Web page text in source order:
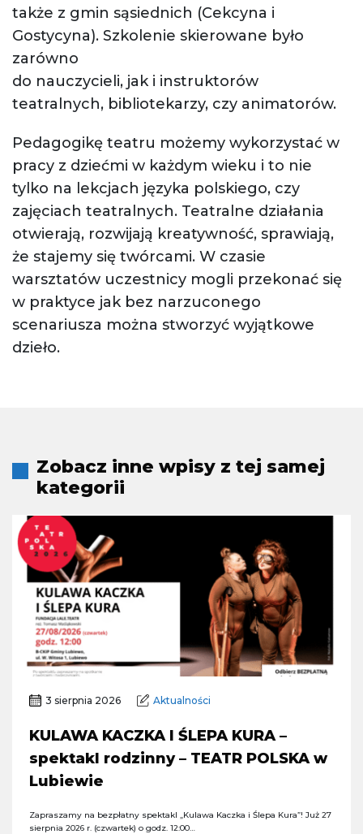
także z gmin sąsiednich (Cekcyna i
Gostycyna). Szkolenie skierowane było
zarówno
do nauczycieli, jak i instruktorów
teatralnych, bibliotekarzy, czy animatorów.
Pedagogikę teatru możemy wykorzystać w
pracy z dziećmi w każdym wieku i to nie
tylko na lekcjach języka polskiego, czy
zajęciach teatralnych. Teatralne działania
otwierają, rozwijają kreatywność, sprawiają,
że stajemy się twórcami. W czasie
warsztatów uczestnicy mogli przekonać się
w praktyce jak bez narzuconego
scenariusza można stworzyć wyjątkowe
dzieło.
Zobacz inne wpisy z tej samej
kategorii
3 sierpnia 2026 Aktualności
KULAWA KACZKA I ŚLEPA KURA –
spektakl rodzinny – TEATR POLSKA w
Lubiewie
Zapraszamy na bezpłatny spektakl „Kulawa Kaczka i Ślepa Kura”! Już 27
sierpnia 2026 r. (czwartek) o godz. 12:00…